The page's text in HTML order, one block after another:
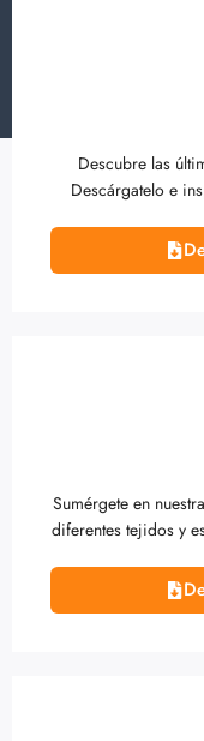
Descubre las
Descárgatelo e
Sumérgete en
diferentes tejidos y